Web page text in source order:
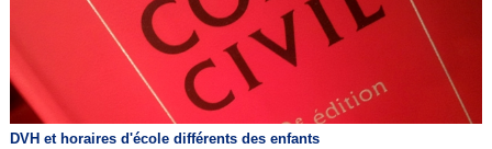
DVH et horaires d'école différents des enfants